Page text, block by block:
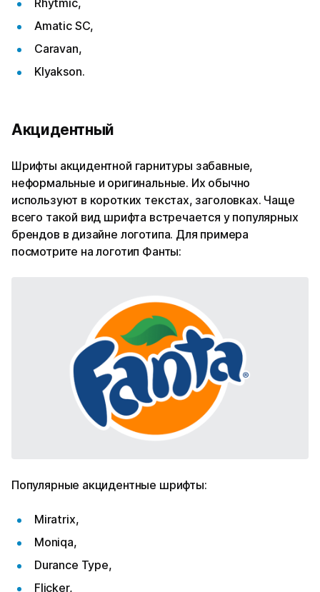
Rhytmic,
Amatic SC,
Caravan,
Klyakson.
Акцидентный
Шрифты акцидентной гарнитуры забавные,
неформальные и оригинальные. Их обычно
используют в коротких текстах, заголовках. Чаще
всего такой вид шрифта встречается у популярных
брендов в дизайне логотипа. Для примера
посмотрите на логотип Фанты:
Популярные акцидентные шрифты:
Miratrix,
Moniqa,
Durance Type,
Flicker,